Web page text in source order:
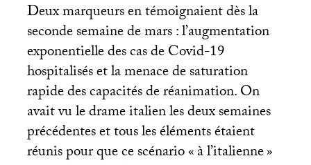
Deux marqueurs en témoignaient dès la
seconde semaine de mars : l’augmentation
exponentielle des cas de Covid-19
hospitalisés et la menace de saturation
rapide des capacités de réanimation. On
avait vu le drame italien les deux semaines
précédentes et tous les éléments étaient
réunis pour que ce scénario «à l’italienne»